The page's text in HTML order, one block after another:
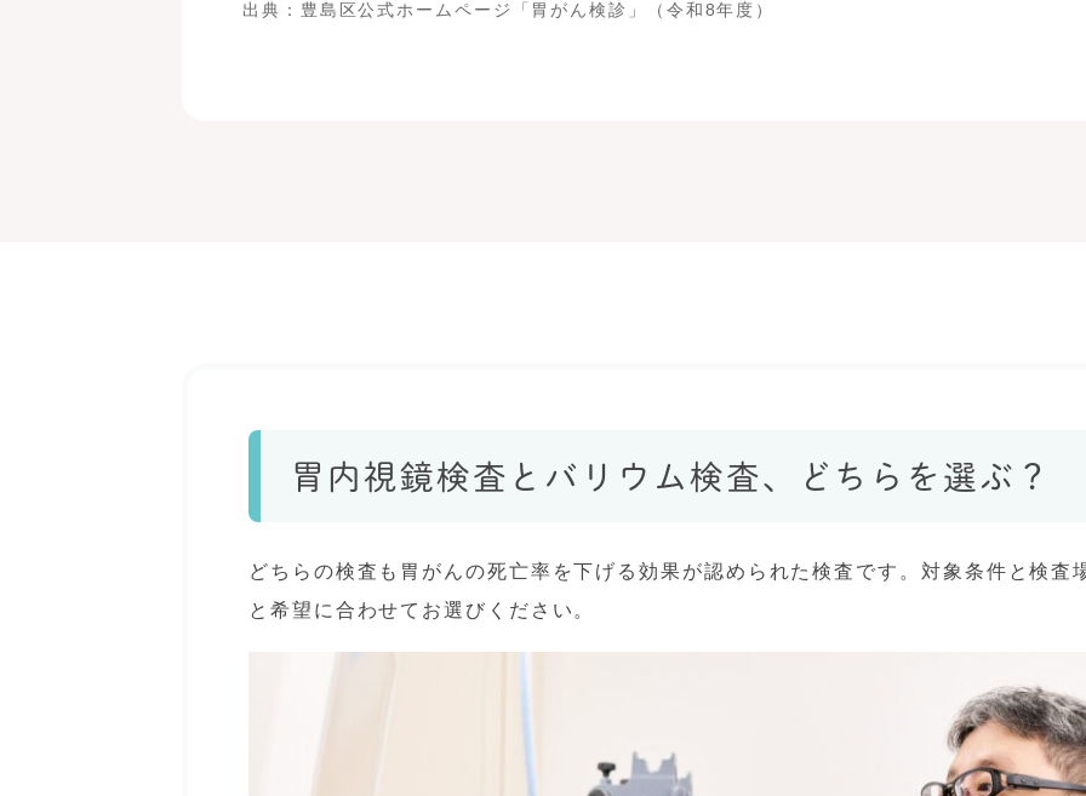
出典：豊島区公式ホームページ「胃がん検診」（令和8年度）
胃内視鏡検査とバリウム検査、どちらを選ぶ？
どちらの検査も胃がんの死亡率を下げる効果が認められた検査です。対象条件と検査
と希望に合わせてお選びください。